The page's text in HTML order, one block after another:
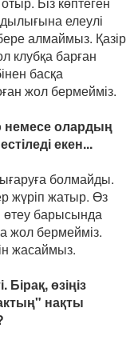
елеулі
алмаймыз. Қазір
клубқа барған
басқа
жол бермейміз.
немесе олардың
екен...
болмайды.
жүріп жатыр. Өз
өтеу барысында
жол бермейміз.
жасаймыз.
Бірақ, өзіңіз
нақты